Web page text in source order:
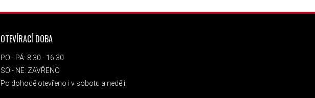
OTEVÍRACÍ DOBA
PO - PÁ: 8:30 - 16:30
SO - NE: ZAVŘENO
Po dohodě otevřeno i v sobotu a neděli.